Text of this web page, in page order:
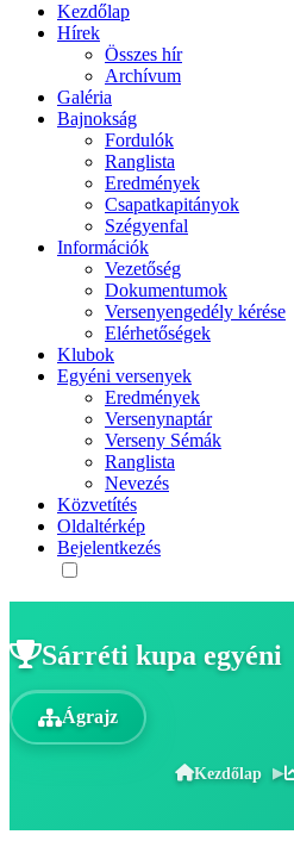
Kezdőlap
Hírek
Összes hír
Archívum
Galéria
Bajnokság
Fordulók
Ranglista
Eredmények
Csapatkapitányok
Szégyenfal
Információk
Vezetőség
Dokumentumok
Versenyengedély kérése
Elérhetőségek
Klubok
Egyéni versenyek
Eredmények
Versenynaptár
Verseny Sémák
Ranglista
Nevezés
Közvetítés
Oldaltérkép
Bejelentkezés
Sárréti kupa egyéni
Ágrajz
Kezdőlap